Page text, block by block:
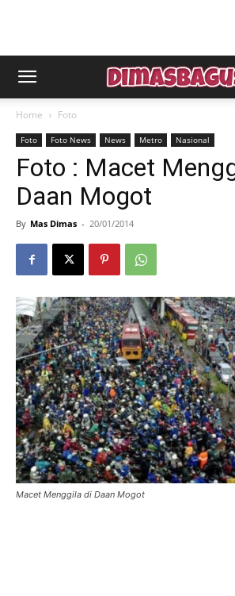
Home Foto
Foto Foto News News Metro Nasional
Foto : Macet
Daan Mogot
By Mas Dimas - 20/01/2014
Macet Menggila di Daan Mogot